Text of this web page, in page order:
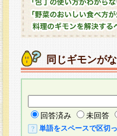
同じギモンが
回答済み 未回答
単語をスペースで区切